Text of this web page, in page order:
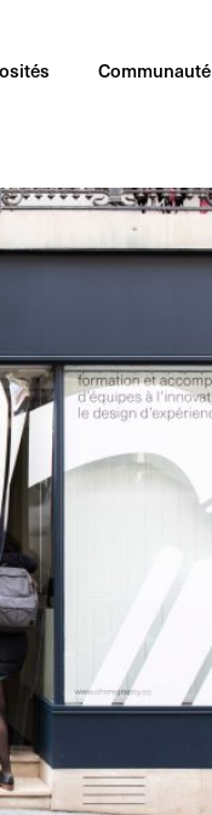
Communauté